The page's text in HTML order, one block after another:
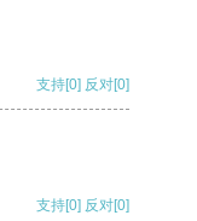
支持[0] 反对[0]
支持[0] 反对[0]